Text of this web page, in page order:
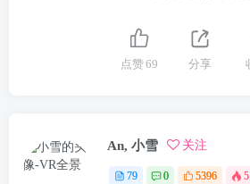
点赞69 分享
An, 小雪 关注
79 0 5396